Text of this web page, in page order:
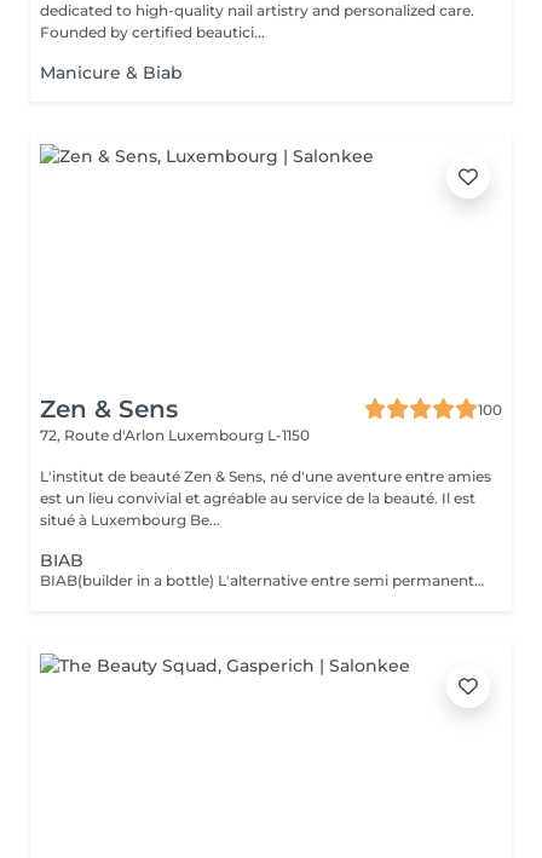
dedicated to high-quality nail artistry and personalized care.
Founded by certified beautici...
Manicure & Biab
Zen & Sens
100
72, Route d'Arlon Luxembourg L-1150
L'institut de beauté Zen & Sens, né d'une aventure entre amies
est un lieu convivial et agréable au service de la beauté. Il est
situé à Luxembourg Be...
BIAB
BIAB(builder in a bottle) L'alternative entre semi permanent et gel, le tout dans une formule vegan et sans actifs chimiques agressifs. Il combine les avantages du semi-permanent par sa rapidité et ceux du gel par sa solidité. Grace a lui l'ongle est uniforme,il peut etre rallongé et fortifié.